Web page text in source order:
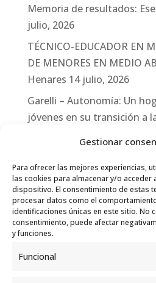
Gestionar
Para ofrecer las mejores experiencias,
las cookies para almacenar y/o acceder
dispositivo. El consentimiento de estas
procesar datos como el
identificaciones únicas en este sitio. No
consentimiento, puede afectar
y funciones.
Funcional
Memoria de resultados:
julio, 2026
TÉCNICO-EDUCADOR EN
DE MENORES EN MEDIO
Henares 14 julio, 2026
Garelli – Autonomía: Un
jóvenes en su transición a
Garelli-Refugio: Acciones
marco del Sistema de
Internacional 10 julio, 2026